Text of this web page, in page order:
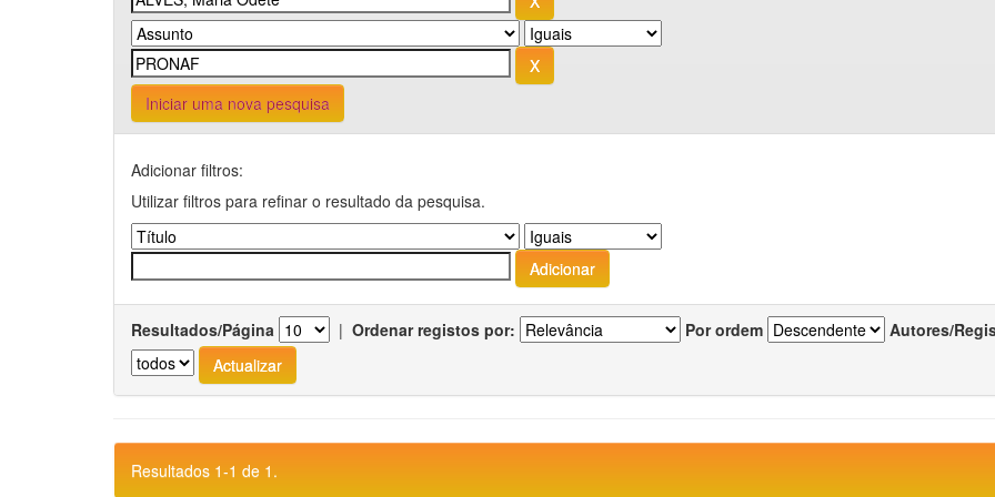
Iniciar uma nova pesquisa
Adicionar filtros:
Utilizar filtros para refinar o resultado da pesquisa.
Resultados/Página | Ordenar registos por: Por ordem Autores/
Resultados 1-1 de 1.